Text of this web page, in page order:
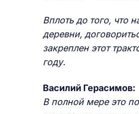
Вплоть до того, что
деревни,
закреплен этот
году.
Василий Герасимов:
В полной мере это